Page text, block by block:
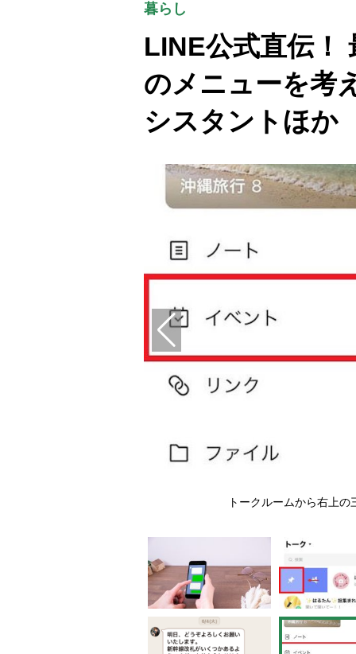
暮らし
LINE公式直伝！
のメニューを考
シスタントほか
トークルームから右上